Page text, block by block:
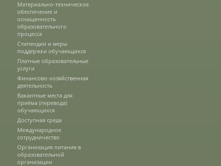
Учебный процесс
Защита персональных данных
Информация о проверках
Учетная политика
Партнеры
Материально-техническое
обеспечение и
оснащенность
образовательного
процесса
Стипендии и меры
поддержки обучающихся
Платные образовательные
услуги
Финансово-хозяйственная
деятельность
Вакантные места для
приёма (перевода)
обучающихся
Доступная среда
Международное
сотрудничество
Организация питания в
образовательной
организации